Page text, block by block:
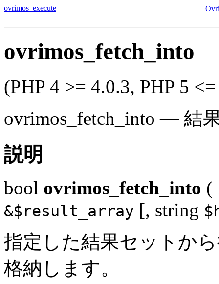
ovrimos_execute
ovrimos_fetch_into
(PHP 4 >= 4.0.3, PHP 5
ovrimos_fetch_into — 結
説明
bool ovrimos_fetch_into (
&$result_array [, string
指定した結果セットか
格納します。